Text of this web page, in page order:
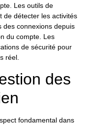
Les outils de
de détecter les activités
des connexions depuis
du compte. Les
de sécurité pour
réel.
des
fondamental dans